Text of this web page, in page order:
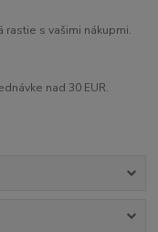
rastie s vašimi nákupmi.
nad 30 EUR.